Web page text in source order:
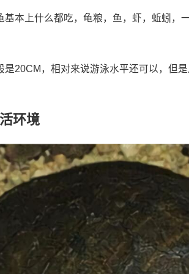
基本上什么都吃，龟粮，鱼，虾，蚯蚓，
是20CM，相对来说游泳水平还可以，但
环境